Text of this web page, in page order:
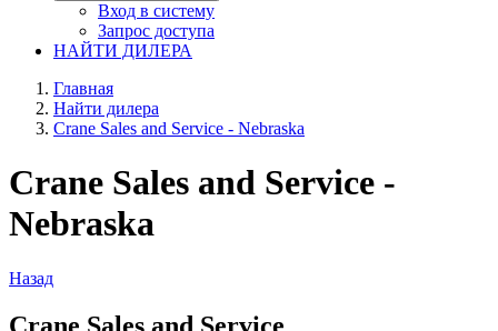
Вход в систему
Запрос доступа
НАЙТИ ДИЛЕРА
Главная
Найти дилера
Crane Sales and Service - Nebraska
Crane Sales and Service -
Nebraska
Назад
Crane Sales and Service